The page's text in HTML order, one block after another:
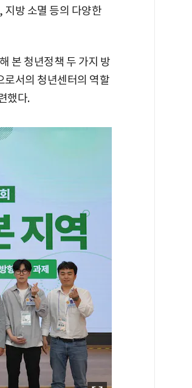
방 소멸 등의 다양한
본 청년정책 두 가지 방
서의 청년센터의 역할
했다.